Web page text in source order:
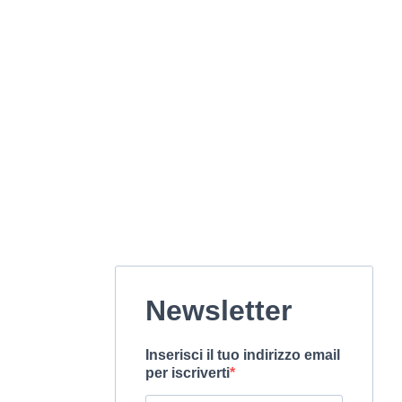
Newsletter
Inserisci il tuo indirizzo email
per iscriverti